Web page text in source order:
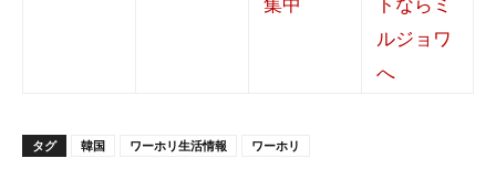
タグ 韓国 ワーホリ生活情報 ワーホリ